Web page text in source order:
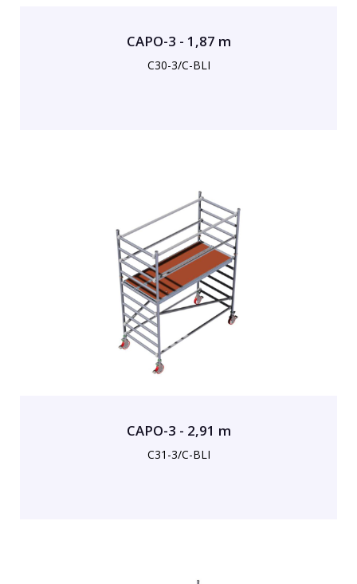
CAPO-3 - 1,87 m
C30-3/C-BLI
CAPO-3 - 2,91 m
C31-3/C-BLI